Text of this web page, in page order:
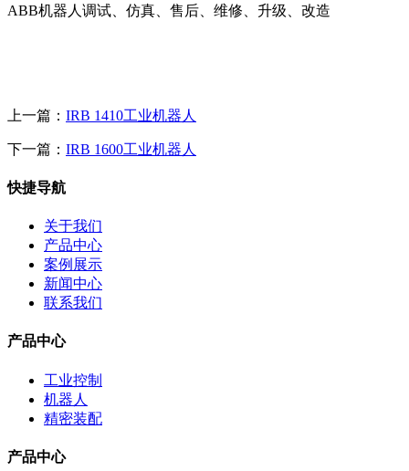
ABB机器人调试、仿真、售后、维修、升级、改造
上一篇： IRB 1410工业机器人
下一篇： IRB 1600工业机器人
快捷导航
关于我们
产品中心
案例展示
新闻中心
联系我们
产品中心
工业控制
机器人
精密装配
产品中心